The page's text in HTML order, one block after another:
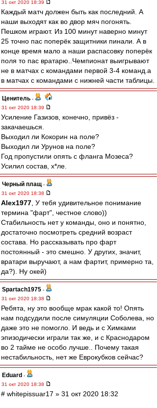
31 окт 2020 18:39
Каждый матч должен быть как последний. А
наши выходят как во двор мяч погонять.
Пешком играют. Из 100 минут наверно минут
25 точно пас поперёк защитники пинали. А в
конце время мало а наши распасовку поперёк
поля то пас вратарю..Чемпионат выигрывают
не в матчах с командами первой 3-4 команд.а
в матчах с командами с нижней части таблицы.
Ценитель -
31 окт 2020 18:39
Усиление Газизов, конечно, привёз -
закачаешься.
Выходил ли Кокорин на поле?
Выходил ли Урунов на поле?
Год пропустили опять с фланга Мозеса?
Усилил состав, х*ле.
Черный плащ -
31 окт 2020 18:38
Alex1977 , У тебя удивительное понимание
термина "фарт", честное слово))
Стабильность нет у команды, оно и понятно,
достаточно посмотреть средний возраст
состава. Но рассказывать про фарт
постоянный - это смешно. У других, значит,
вратари выручают, а нам фартит, примерно та,
да?). Ну окей)
Spartach1975 -
31 окт 2020 18:38
Ребята, ну это вообще мрак какой то! Опять
нам подсудили после симуляции Соболева, но
даже это не помогло. И ведь и с Химками
эпизодически играли так же, и с Краснодаром
во 2 тайме не особо лучше.. Почему такая
нестабильность, нет же Еврокубков сейчас?
Eduard -
31 окт 2020 18:38
# whitepissuar17 » 31 окт 2020 18:32